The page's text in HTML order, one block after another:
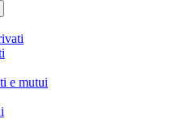
e mutui